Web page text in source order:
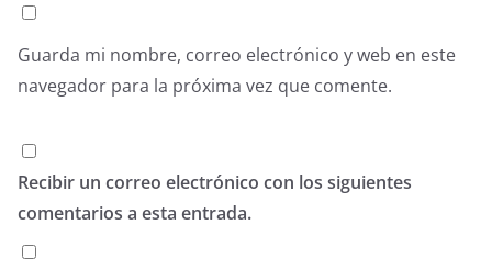
Guarda mi nombre, correo electrónico y web en este
navegador para la próxima vez que comente.
Recibir un correo electrónico con los siguientes
comentarios a esta entrada.